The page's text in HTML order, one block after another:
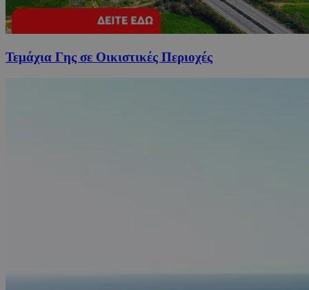
Τεμάχια Γης σε Οικιστικές Περιοχές